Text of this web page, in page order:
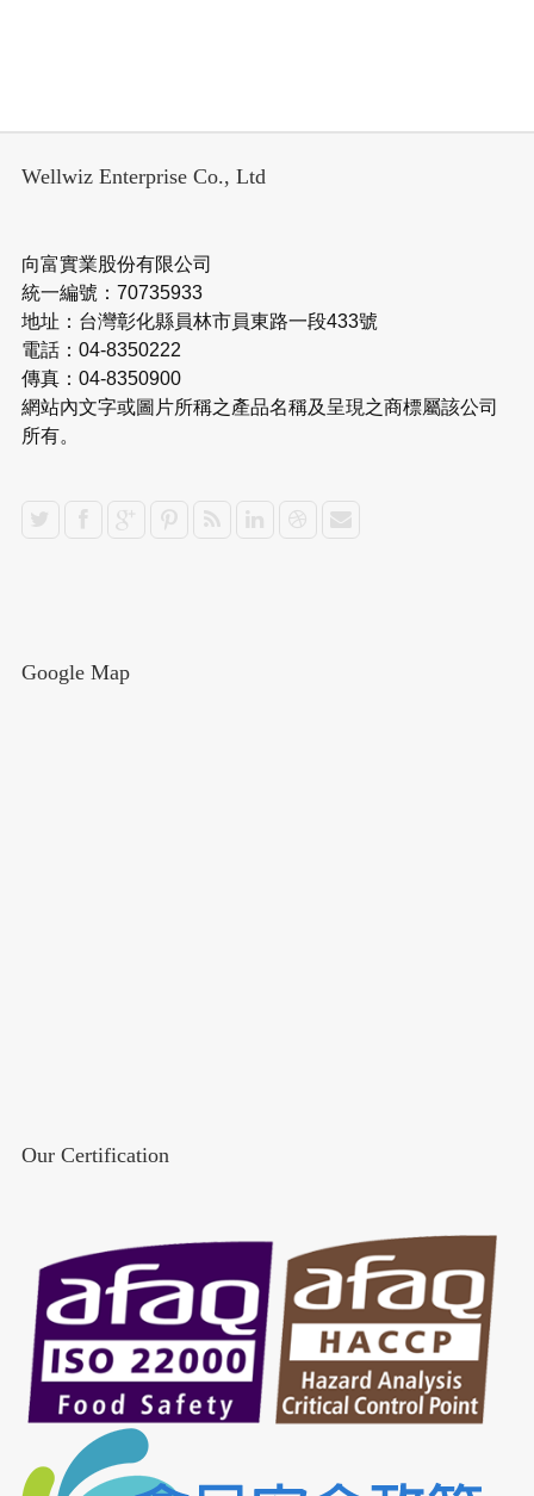
Wellwiz Enterprise Co., Ltd
向富實業股份有限公司
統一編號：70735933
地址：台灣彰化縣員林市員東路一段433號
電話：04-8350222
傳真：04-8350900
網站內文字或圖片所稱之產品名稱及呈現之商標屬該公司
所有。
Google Map
Our Certification